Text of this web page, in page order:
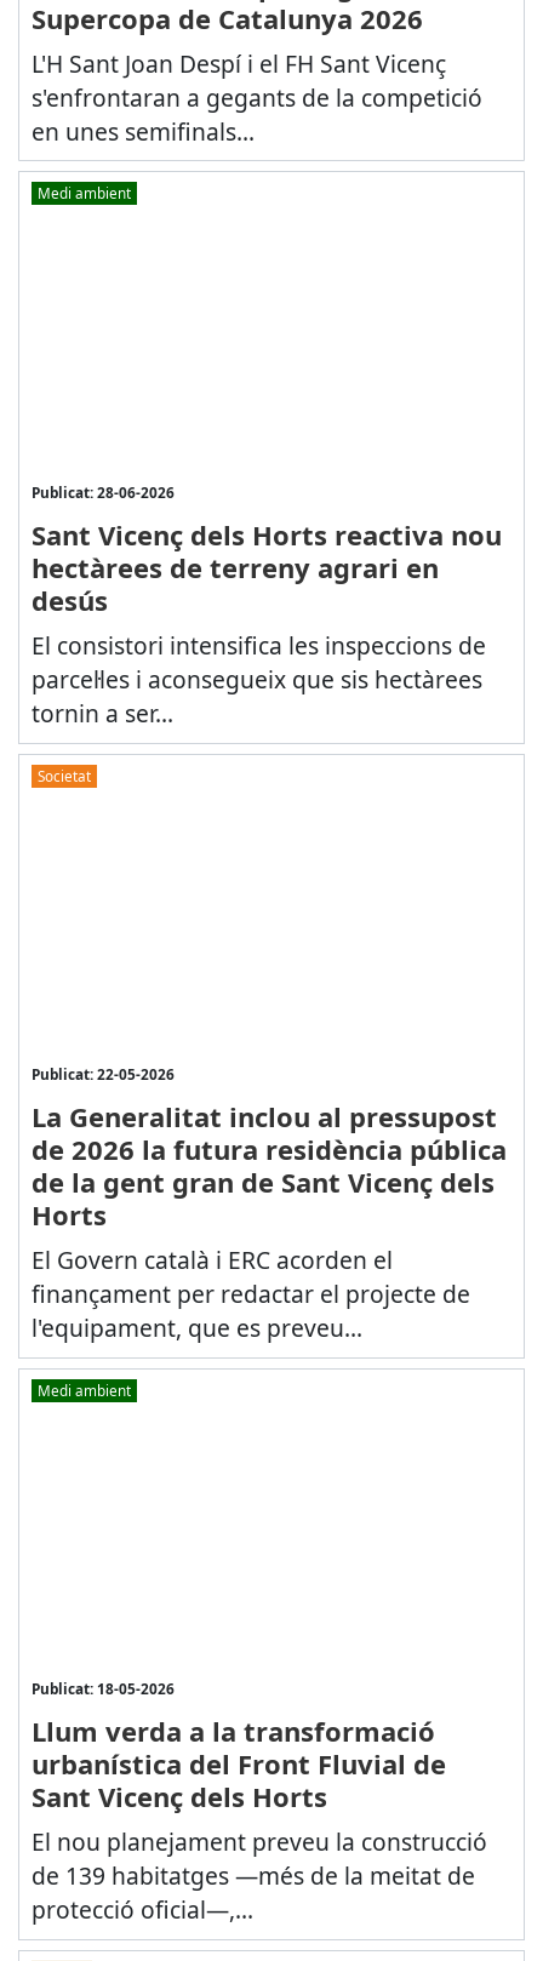
Supercopa de Catalunya 2026
L'H Sant Joan Despí i el FH Sant Vicenç
s'enfrontaran a gegants de la competició
en unes semifinals...
Medi ambient
Publicat: 28-06-2026
Sant Vicenç dels Horts reactiva nou
hectàrees de terreny agrari en
desús
El consistori intensifica les inspeccions de
parcel·les i aconsegueix que sis hectàrees
tornin a ser...
Societat
Publicat: 22-05-2026
La Generalitat inclou al pressupost
de 2026 la futura residència pública
de la gent gran de Sant Vicenç dels
Horts
El Govern català i ERC acorden el
finançament per redactar el projecte de
l'equipament, que es preveu...
Medi ambient
Publicat: 18-05-2026
Llum verda a la transformació
urbanística del Front Fluvial de
Sant Vicenç dels Horts
El nou planejament preveu la construcció
de 139 habitatges —més de la meitat de
protecció oficial—,...